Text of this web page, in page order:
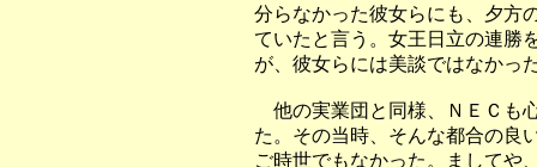
分らなかった彼女らにも、夕方
ていたと言う。女王日立の連勝
が、彼女らには美談ではなかっ
他の実業団と同様、ＮＥＣも
た。その当時、そんな都合の良
ご時世でもなかった。ましてや